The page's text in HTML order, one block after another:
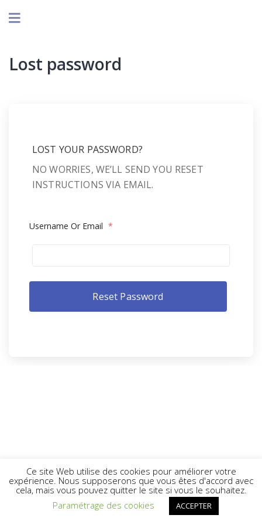
Lost password
LOST YOUR PASSWORD?
NO WORRIES, WE’LL SEND YOU RESET
INSTRUCTIONS VIA EMAIL.
Username Or Email *
Ce site Web utilise des cookies pour améliorer votre
expérience. Nous supposerons que vous êtes d'accord avec
cela, mais vous pouvez quitter le site si vous le souhaitez.
Paramétrage des cookies
ACCEPTER